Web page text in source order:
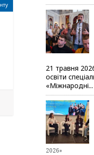
21 травня
освіти
«Міжнародні...
2026»